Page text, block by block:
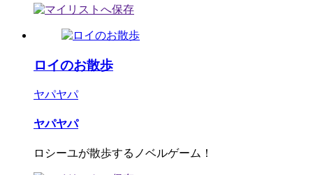
ロイのお散歩
ヤパヤパ
ヤパヤパ
ロシーユが散歩するノベルゲーム！